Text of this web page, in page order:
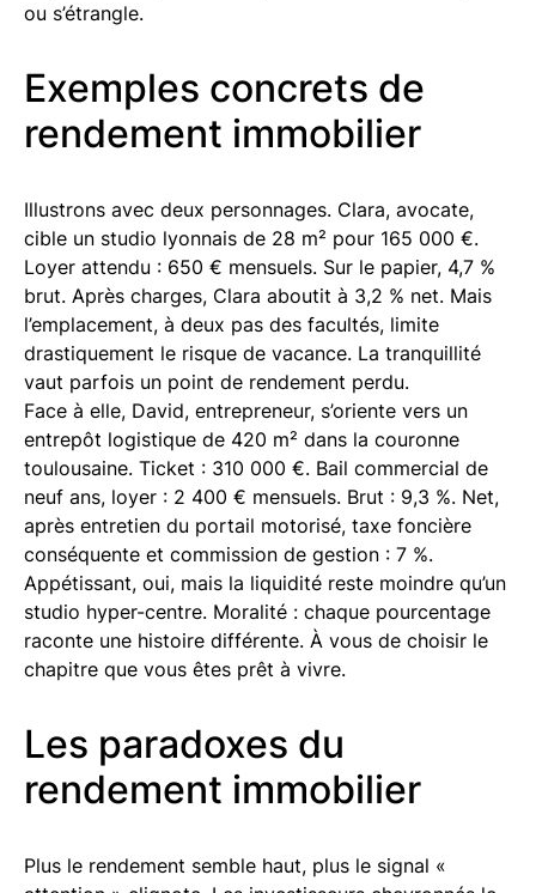
ou s’étrangle.
Exemples concrets de
rendement immobilier
Illustrons avec deux personnages. Clara, avocate,
cible un studio lyonnais de 28 m² pour 165 000 €.
Loyer attendu : 650 € mensuels. Sur le papier, 4,7 %
brut. Après charges, Clara aboutit à 3,2 % net. Mais
l’emplacement, à deux pas des facultés, limite
drastiquement le risque de vacance. La tranquillité
vaut parfois un point de rendement perdu.
Face à elle, David, entrepreneur, s’oriente vers un
entrepôt logistique de 420 m² dans la couronne
toulousaine. Ticket : 310 000 €. Bail commercial de
neuf ans, loyer : 2 400 € mensuels. Brut : 9,3 %. Net,
après entretien du portail motorisé, taxe foncière
conséquente et commission de gestion : 7 %.
Appétissant, oui, mais la liquidité reste moindre qu’un
studio hyper-centre. Moralité : chaque pourcentage
raconte une histoire différente. À vous de choisir le
chapitre que vous êtes prêt à vivre.
Les paradoxes du
rendement immobilier
Plus le rendement semble haut, plus le signal «